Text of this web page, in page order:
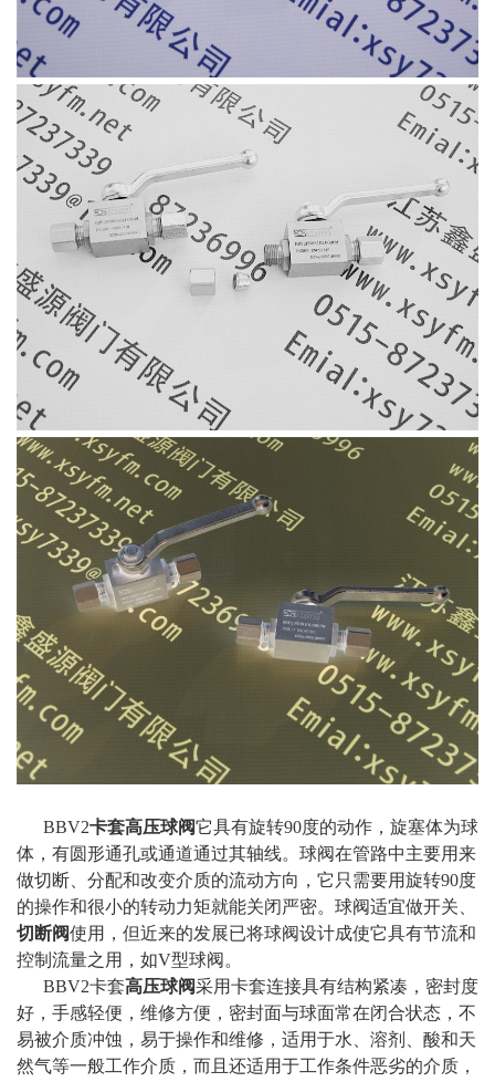
BBV2卡套高压球阀它具有旋转90度的动作，旋塞体为球
体，有圆形通孔或通道通过其轴线。球阀在管路中主要用来
做切断、分配和改变介质的流动方向，它只需要用旋转90度
的操作和很小的转动力矩就能关闭严密。球阀适宜做开关、
切断阀使用，但近来的发展已将球阀设计成使它具有节流和
控制流量之用，如V型球阀。
BBV2卡套高压球阀采用卡套连接具有结构紧凑，密封度
好，手感轻便，维修方便，密封面与球面常在闭合状态，不
易被介质冲蚀，易于操作和维修，适用于水、溶剂、酸和天
然气等一般工作介质，而且还适用于工作条件恶劣的介质，